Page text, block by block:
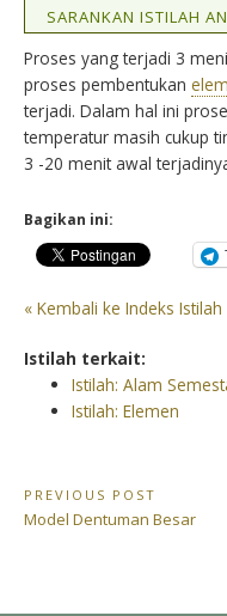
SARANKAN ISTILAH
Proses yang terjadi 3
proses pembentukan
terjadi. Dalam hal ini
temperatur masih cukup
3 -20 menit awal
Bagikan ini:
« Kembali ke Indeks
Istilah terkait:
Istilah: Alam
Istilah: Elemen
Navigasi
pos
PREVIOUS POST
Previous
Model Dentuman Besar